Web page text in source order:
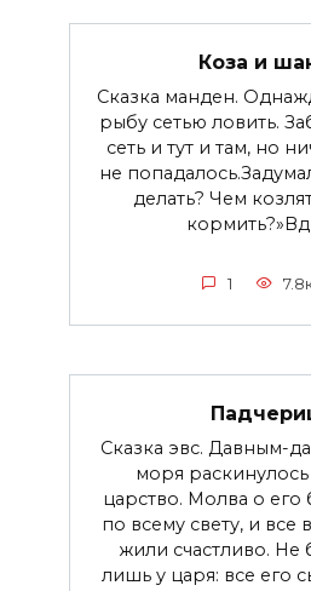
Коза и
Сказка манден.
рыбу сетью ловить.
сеть и тут и там, но
не
делать? Чем
1
Сказка эвс. Давным-
моря
царство. Молва о его
по всему свету, и все
жили счастливо. Не
лишь у царя: все его